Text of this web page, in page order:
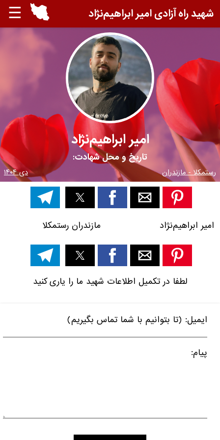
☰ شهید راه آزادی امیر ابراهیم‌نژاد
امیر ابراهیم‌نژاد
تاریخ و محل شهادت:
رستمکلا - مازندران دی ۱۴۰۴
امیر ابراهیم‌نژاد مازندران رستمکلا
لطفا در تکمیل اطلاعات شهید ما را یاری کنید
ایمیل: (تا بتوانیم با شما تماس بگیریم)
پیام: